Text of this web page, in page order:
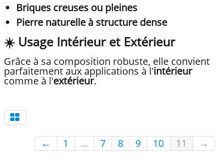
Briques creuses ou pleines
Pierre naturelle à structure dense
☀️ Usage Intérieur et Extérieur
Grâce à sa composition robuste, elle convient
parfaitement aux applications à l'intérieur
comme à l'extérieur.
← 1 ... 7 8 9 10 11 →